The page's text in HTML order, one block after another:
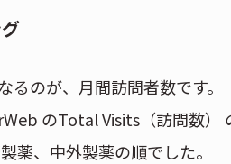
るのが、月間訪問者数です。
のTotal Visits（訪問数）
薬、中外製薬の順でした。